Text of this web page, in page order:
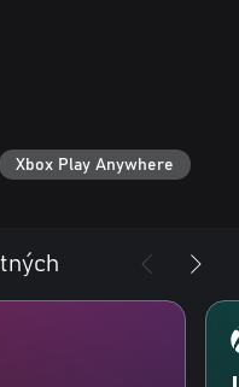
Xbox Play Anywhere